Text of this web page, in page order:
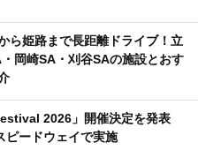
ら姫路まで長距離ドライブ！立
岡崎SA・刈谷SAの施設とおす
2026」開催決定を発表
ピードウェイで実施